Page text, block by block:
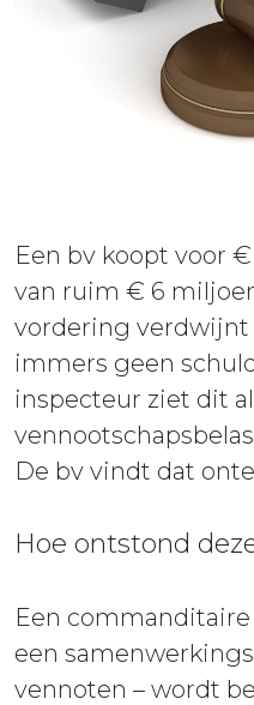
Een bv koopt voor
van ruim € 6
vordering verdwijnt
immers geen
inspecteur ziet dit
De bv vindt dat
Hoe ontstond
Een
een
vennoten – wordt